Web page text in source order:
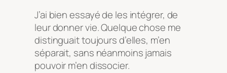
J’ai bien essayé de les intégrer, de
leur donner vie. Quelque chose me
distinguait toujours d’elles, m’en
séparait, sans néanmoins jamais
pouvoir m’en dissocier.